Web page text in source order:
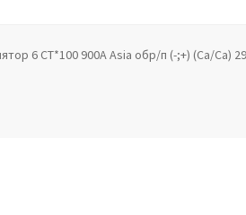
обработки персональных
6 СТ*100 900А Asia обр/п (-;+) (Ca/Ca)